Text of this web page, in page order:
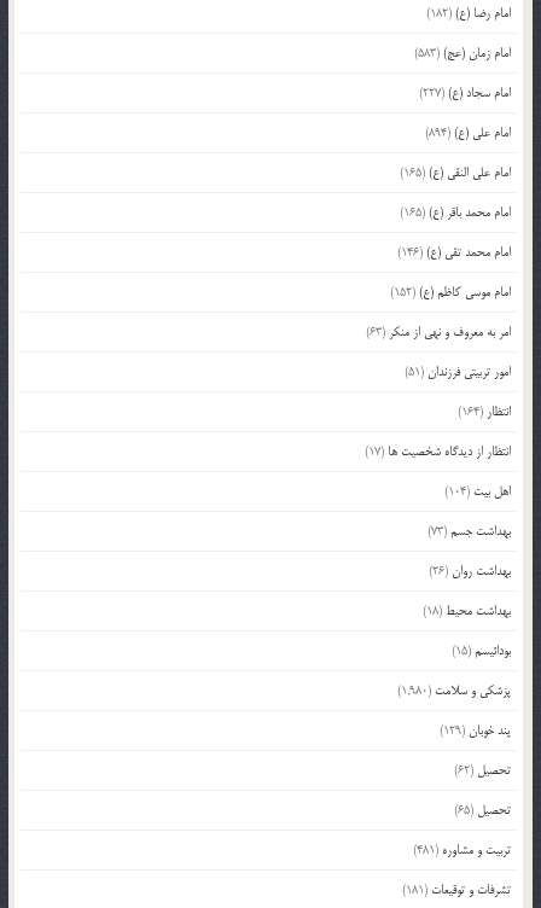
امام رضا (ع)(182)
امام زمان (عج)(583)
امام سجاد (ع)(227)
امام علی (ع)(894)
امام علی النقی (ع)(165)
امام محمد باقر (ع)(165)
امام محمد تقی (ع)(146)
امام موسی کاظم (ع)(152)
امر به معروف و نهی از منکر (63)
امور تربیتی فرزندان (51)
انتظار (164)
انتظار از دیدگاه شخصیت ها (17)
اهل بیت (104)
بهداشت جسم(73)
بهداشت روان (26)
بهداشت محیط (18)
بودائیسم(15)
پزشکی و سلامت (1,980)
پند خوبان (129)
تحصیل (62)
تحصیل (65)
تربیت و مشاوره (481)
تشرفات و توقیعات (181)